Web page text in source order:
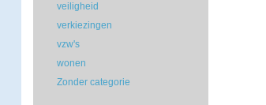
veiligheid
verkiezingen
vzw's
wonen
Zonder categorie